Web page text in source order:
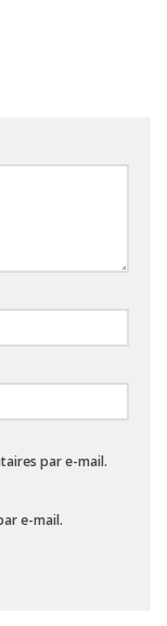
par e-mail.
e-mail.